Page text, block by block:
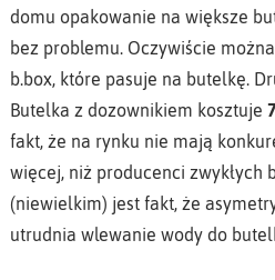
domu opakowanie na większe
bez problemu. Oczywiście
b.box, które pasuje na butelkę.
Butelka z dozownikiem kosztuje
fakt, że na rynku nie mają
więcej, niż producenci zwykłych
(niewielkim) jest fakt, że
utrudnia wlewanie wody do